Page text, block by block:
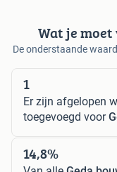
Wat je
De onderstaande
1
Er zijn afgelopen
toegevoegd voor
14,8%